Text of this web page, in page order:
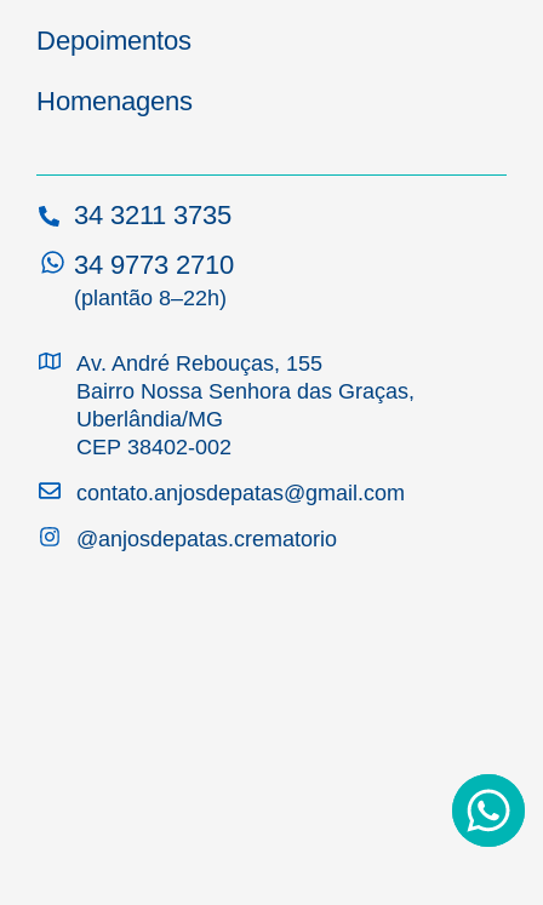
Depoimentos
Homenagens
34 3211 3735
34 9773 2710
(plantão 8–22h)
Av. André Rebouças, 155
Bairro Nossa Senhora das Graças,
Uberlândia/MG
CEP 38402-002
contato.anjosdepatas@gmail.com
@anjosdepatas.crematorio